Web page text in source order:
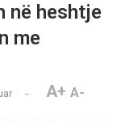
në heshtje
me
A+ A-